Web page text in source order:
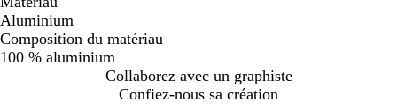
Aluminium
Composition du matériau
100 % aluminium
Collaborez avec un graphiste
Confiez-nous sa création